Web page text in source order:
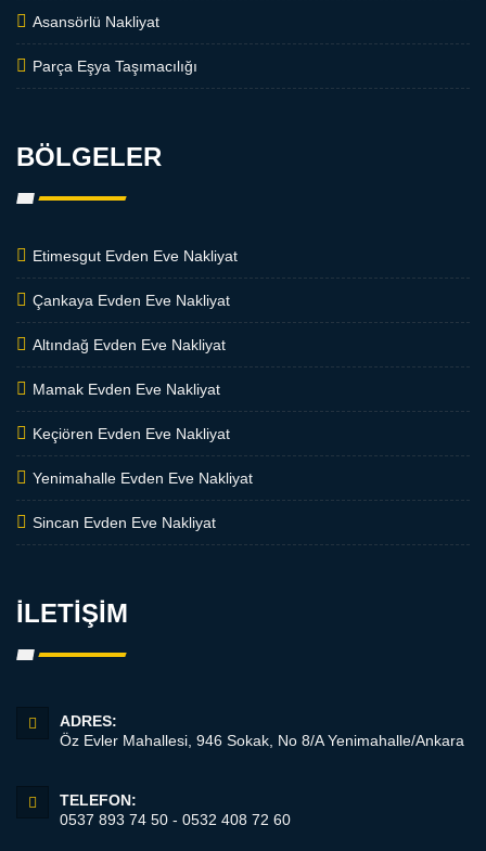
Asansörlü Nakliyat
Parça Eşya Taşımacılığı
BÖLGELER
Etimesgut Evden Eve Nakliyat
Çankaya Evden Eve Nakliyat
Altındağ Evden Eve Nakliyat
Mamak Evden Eve Nakliyat
Keçiören Evden Eve Nakliyat
Yenimahalle Evden Eve Nakliyat
Sincan Evden Eve Nakliyat
İLETİŞİM
ADRES:
Öz Evler Mahallesi, 946 Sokak, No 8/A Yenimahalle/Ankara
TELEFON:
0537 893 74 50 - 0532 408 72 60